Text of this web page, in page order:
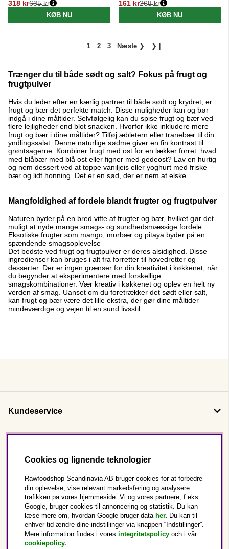
318 kr
Normalpris:
635 kr
KØB NU
161 kr
Normalpris:
268 kr
KØB NU
1 2 3 Næste ❯ ❯❙
Trænger du til både sødt og salt? Fokus på frugt og
frugtpulver
Hvis du leder efter en kærlig partner til både sødt og krydret, er
frugt og bær det perfekte match. Disse muligheder kan og bør
indgå i dine måltider. Selvfølgelig kan du spise frugt og bær ved
flere lejligheder end blot snacken. Hvorfor ikke inkludere mere
frugt og bær i dine måltider? Tilføj æbletern eller tranebær til din
yndlingssalat. Denne naturlige sødme giver en fin kontrast til
grøntsagerne. Kombiner frugt med ost for en lækker forret: hvad
med blåbær med blå ost eller figner med gedeost? Lav en hurtig
og nem dessert ved at toppe vaniljeis eller yoghurt med friske
bær og lidt honning. Det er en sød, der er nem at elske.
Mangfoldighed af fordele blandt frugter og frugtpulver
Naturen byder på en bred vifte af frugter og bær, hvilket gør det
muligt at nyde mange smags- og sundhedsmæssige fordele.
Eksotiske frugter som mango, morbær og pitaya byder på en
spændende smagsoplevelse
Det bedste ved frugt og frugtpulver er deres alsidighed. Disse
ingredienser kan bruges i alt fra forretter til hovedretter og
desserter. Der er ingen grænser for din kreativitet i køkkenet, når
du begynder at eksperimentere med forskellige
smagskombinationer. Vær kreativ i køkkenet og oplev en helt ny
verden af ​​smag. Uanset om du foretrækker det sødt eller salt,
kan frugt og bær være det lille ekstra, der gør dine måltider
mindeværdige og vejen til en sund livsstil.
Kundeservice
Dette er Rawfoodshop
Danmark
Cookies og lignende teknologier
Rawfoodshop Scandinavia AB bruger cookies for at forbedre
din oplevelse, vise relevant markedsføring og analysere
trafikken på vores hjemmeside. Vi og vores partnere, f.eks.
Google, bruger cookies til annoncering og statistik. Du kan
læse mere om, hvordan Google bruger data her. Du kan til
enhver tid ændre dine indstillinger via knappen “Indstillinger”.
Mere information findes i vores integritetspolicy och i vår
cookiepolicy.